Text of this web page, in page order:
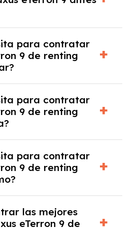
lo exija el proveedor
del estudio de viabilidad
penalizaciones por
Es importante revisar
contrato y hablar con un
para contratar
9 de renting
una consulta de solvencia
inicial.
para contratar
9 de renting
y, en algunos
de solvencia de la empresa
para contratar
9 de renting
de ingresos y, en
las mejores
eTerron 9 de